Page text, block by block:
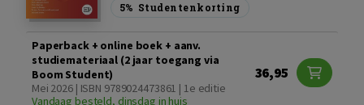
5% Studentenkorting
Paperback + online boek + aanv.
studiemateriaal (2 jaar toegang via
Boom Student)
Mei 2026 | ISBN 9789024473861 | 1e editie
Vandaag besteld, dinsdag in huis
36,95